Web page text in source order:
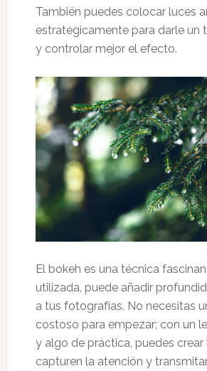
También puedes colocar luces
estratégicamente para darle un
y controlar mejor el efecto.
El bokeh es una técnica
utilizada, puede añadir
a tus fotografías. No necesitas
costoso para empezar; con un
y algo de práctica, puedes crear
capturen la atención y